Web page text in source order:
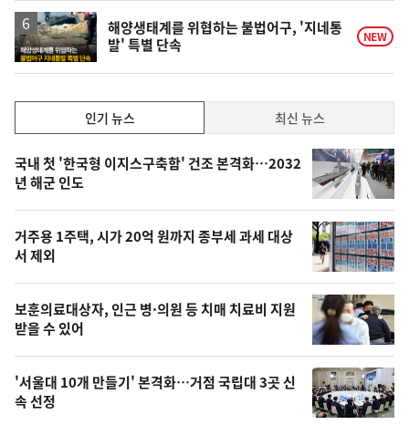
하
락
해양생태계를 위협하는 불법어구, '지네통
발' 특별 단속
NEW
기,
최
신,
오
늘
의
영
상
오
늘
인기 뉴스 최신 뉴스
인
기
뉴
스
국내 첫 '한국형 이지스구축함' 건조 본격화…2032
년 해군 인도
거주용 1주택, 시가 20억 원까지 종부세 과세 대상
서 제외
보훈의료대상자, 인근 병·의원 등 치매 치료비 지원
받을 수 있어
'서울대 10개 만들기' 본격화…거점 국립대 3곳 신
속 선정